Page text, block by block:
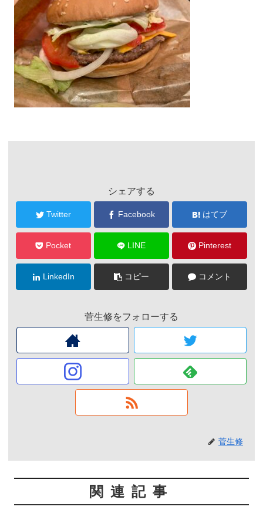
シェアする
Twitter Facebook はてブ
Pocket LINE Pinterest
LinkedIn コピー コメント
菅生修をフォローする
菅生修
関連記事